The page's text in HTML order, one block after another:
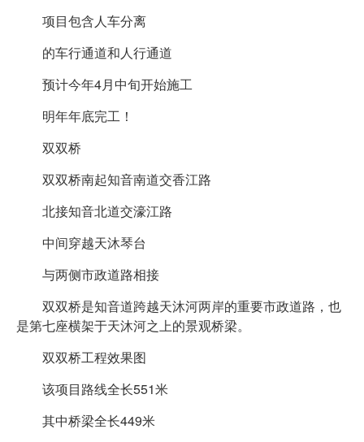
项目包含人车分离
的车行通道和人行通道
预计今年4月中旬开始施工
明年年底完工！
双双桥
双双桥南起知音南道交香江路
北接知音北道交濠江路
中间穿越天沐琴台
与两侧市政道路相接
双双桥是知音道跨越天沐河两岸的重要市政道路，也
是第七座横架于天沐河之上的景观桥梁。
双双桥工程效果图
该项目路线全长551米
其中桥梁全长449米